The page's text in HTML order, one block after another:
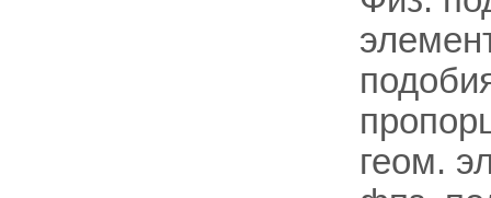
геом.